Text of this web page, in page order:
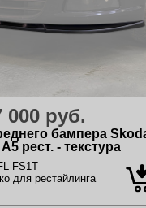
000 руб.
бампера
рест. - текстура
FS1T
для рестайлинга